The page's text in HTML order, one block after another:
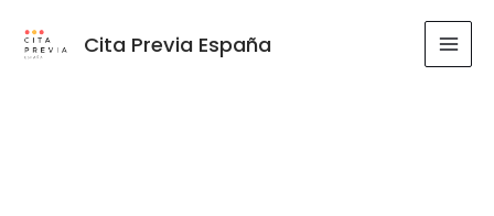
Cita Previa España